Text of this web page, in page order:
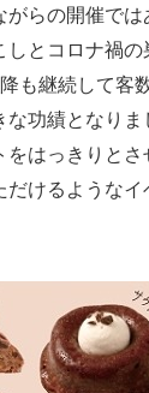
がらの開催で
しとコロナ禍
も継続して客
功績となりま
をはっきりと
だけるような